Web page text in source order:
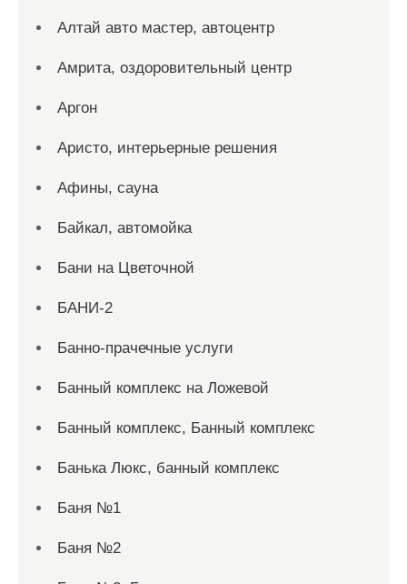
Алтай авто мастер, автоцентр
Амрита, оздоровительный центр
Аргон
Аристо, интерьерные решения
Афины, сауна
Байкал, автомойка
Бани на Цветочной
БАНИ-2
Банно-прачечные услуги
Банный комплекс на Ложевой
Банный комплекс, Банный комплекс
Банька Люкс, банный комплекс
Баня №1
Баня №2